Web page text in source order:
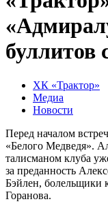
буллитов
ХК «Трактор»
Медиа
Новости
Перед началом
«Белого Медведя».
талисманом клуба
за преданность
Бэйлен,
Горанова.